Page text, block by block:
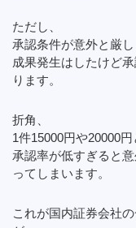
ただし、
承認条件が意外と厳し
成果発生はしたけど
ります。
折角、
1件15000円や20000
承認率が低すぎると
ってしまいます。
これが国内証券会社